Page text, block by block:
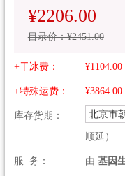
¥2206.00
目录价：¥2451.00
+干冰费：
+特殊运费：
库存货期： 北京市
顺延）
服 务： 由 基因